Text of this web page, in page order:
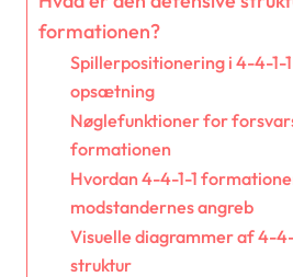
formationen?
Spillerpositionering i 4-4-1-
opsætning
Nøglefunktioner for
formationen
Hvordan 4-4-1-1
modstandernes angreb
Visuelle diagrammer af 4-
struktur